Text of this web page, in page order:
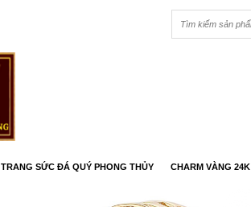
TRANG SỨC ĐÁ QUÝ PHONG THỦY CHARM VÀNG 24K